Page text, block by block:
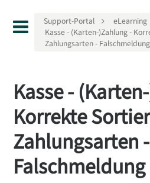
Support-Portal eLearning
Kasse - (Karten-)Zahlung -
Zahlungsarten -
Kasse -
Korrekte
Zahlungsarten -